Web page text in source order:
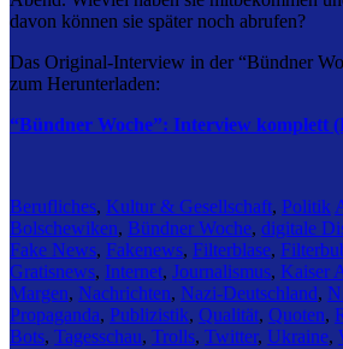
davon können sie später noch abrufen?
Das Original-Interview in der “Bündner
zum Herunterladen:
“Bündner Woche”: Interview komplett
Berufliches, Kultur & Gesellschaft, Politik
Bolschewiken, Bündner Woche, digitale
Fake News, Fakenews, Filterblase,
Gratisnews, Internet, Journalismus, Kaiser
Margen, Nachrichten, Nazi-Deutschland,
Propaganda, Publizistik, Qualität, Quoten,
Bots, Tagesschau, Trolls, Twitter, Ukraine,